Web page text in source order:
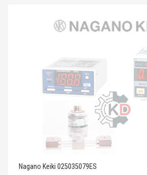
Nagano Keiki 025035079ES